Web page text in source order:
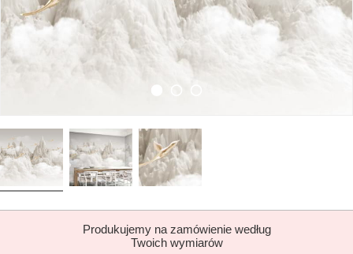
Produkujemy na zamówienie według
Twoich wymiarów